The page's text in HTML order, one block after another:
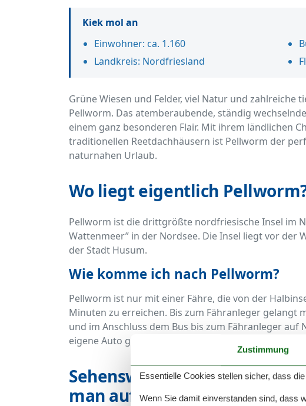
Kiek mol an
Einwohner: ca. 1.160
Landkreis: Nordfriesland
Grüne Wiesen und Felder, viel Natur und zahlreiche
Pellworm. Das atemberaubende, ständig
einem ganz besonderen Flair. Mit ihrem ländlichen
traditionellen Reetdachhäusern ist Pellworm der
naturnahen Urlaub.
Wo liegt eigentlich
Pellworm ist die drittgrößte nordfriesische Insel im
Wattenmeer” in der Nordsee. Die Insel liegt vor der
der Stadt Husum.
Wie komme ich nach Pellworm?
Pellworm ist nur mit einer Fähre, die von der
Minuten zu erreichen. Bis zum Fähranleger gelangt
und im Anschluss dem Bus bis zum Fähranleger
eigene Auto genutzt werden.
Sehenswertes, Freizeit und
man auf Pellworm machen?
Zustimmung
Essentielle Cookies stellen sicher, dass
Wenn Sie damit einverstanden sind, dass